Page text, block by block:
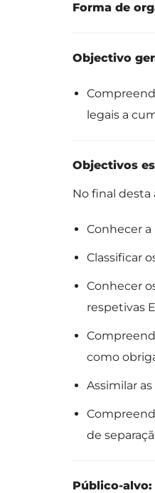
Forma de
Objectivo
legais a
Objectivos
No final desta
Conhecer a
Classificar
Conhecer
respetivas
como
Assimilar
de
Público-alvo: